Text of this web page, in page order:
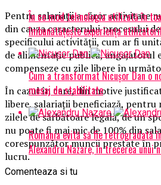
Pentru salariaţii a căror activitate
din cauza caracterului procesului
specificului activităţii, cum ar fi
de alimentaţie publică, angajatorul
compenseze cu zile libere în
În cazul în care, din motive
libere, salariaţii beneficiază,
zilele de sărbătoare legală, de un
nu poate fi mai mic de 100% din
corespunzător muncii prestate în
lucru.
În ce mod tehnologia utilizată în
îmbunătățește experiența
Cum a transformat Nicușor Dan o
mesaj de stabilitate
România evită să fie retrogradată
Alexandru Nazare, în trecerea
Comenteaza si tu